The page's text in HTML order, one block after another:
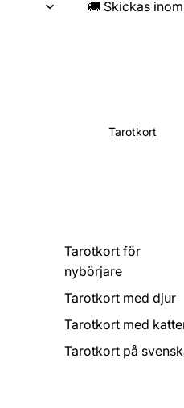
🚚 Skickas
Tarotkort
Tarotkort för
nybörjare
Tarotkort med djur
Tarotkort med
Tarotkort på